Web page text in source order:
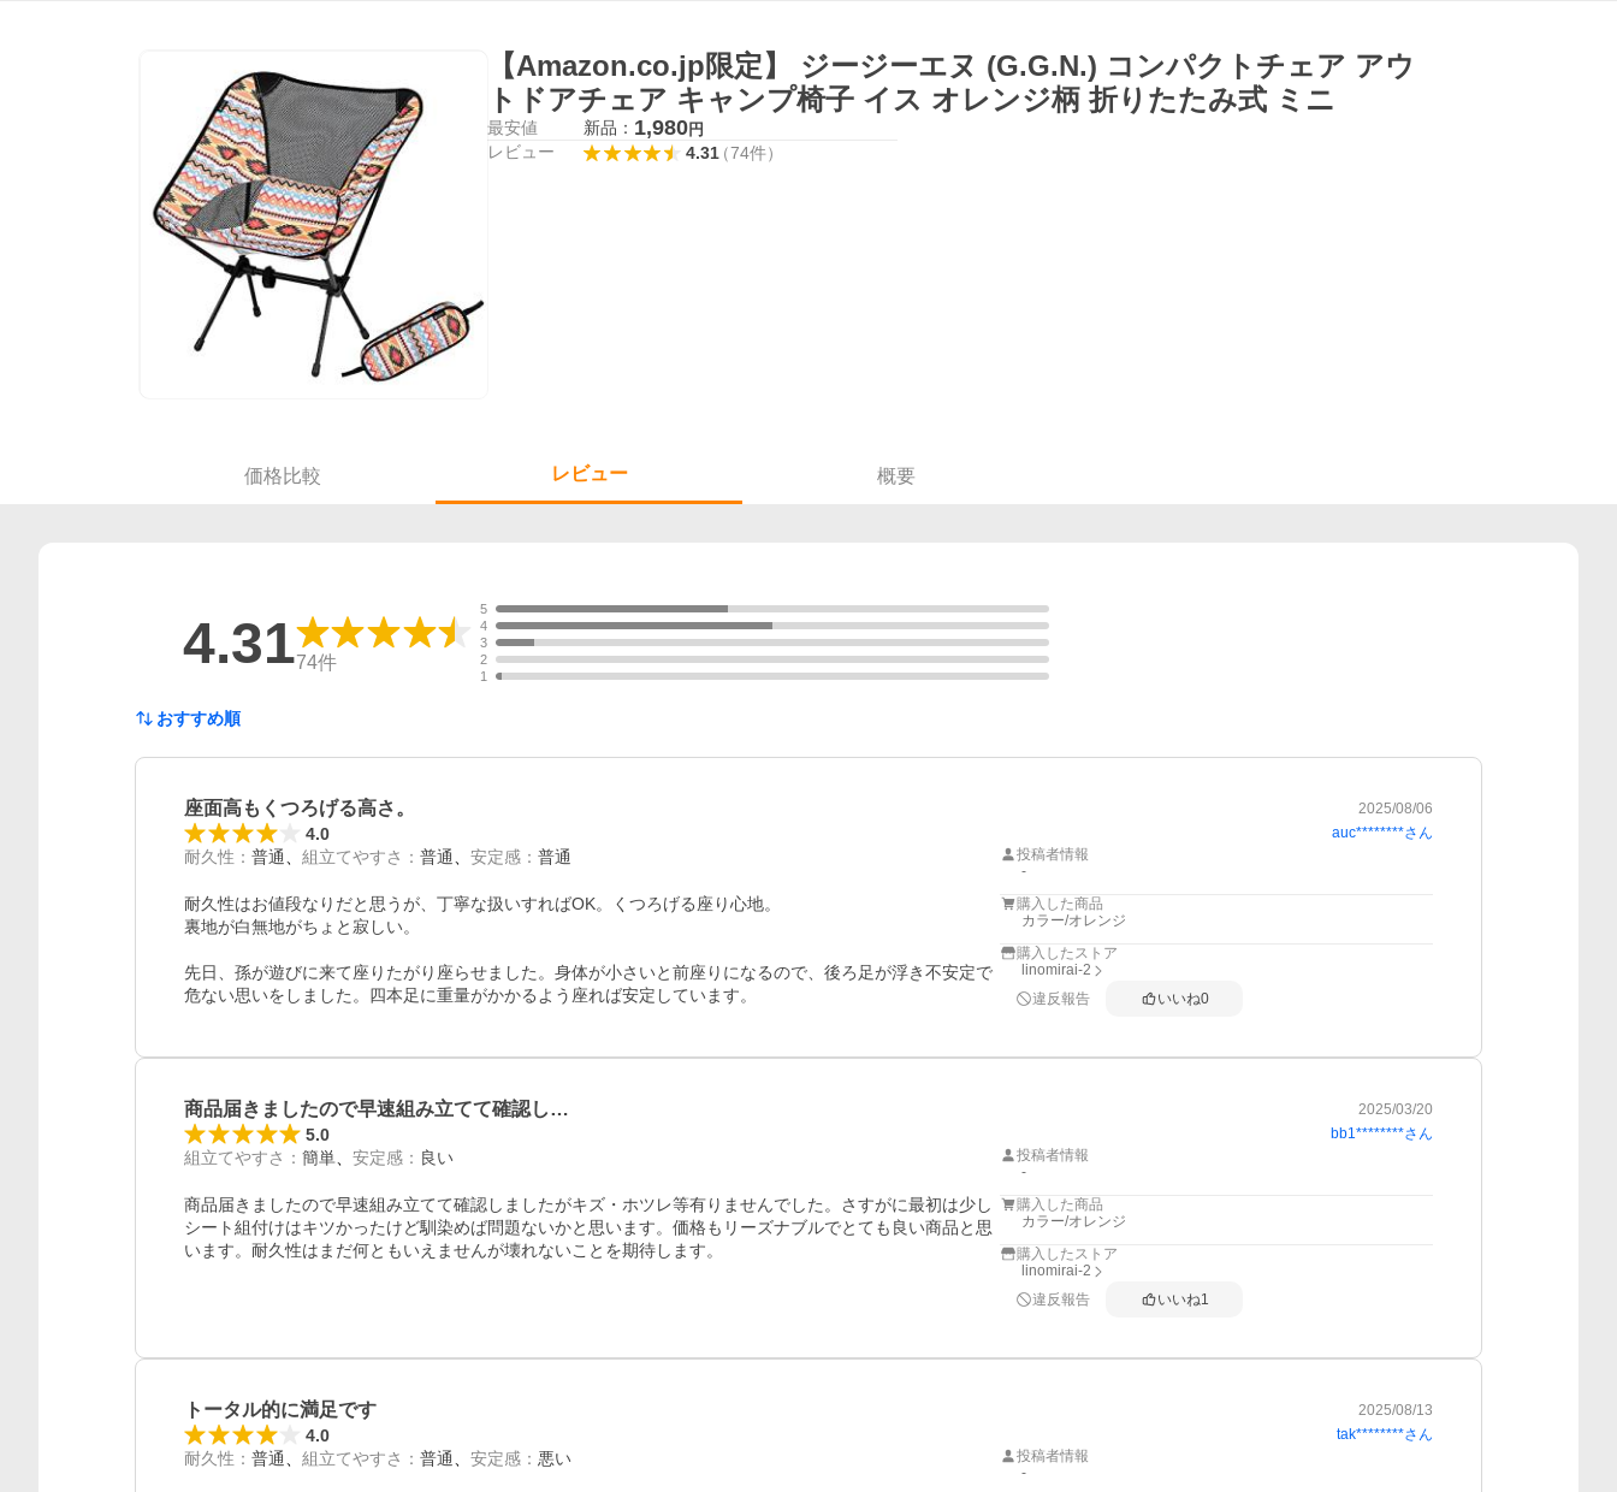
【Amazon.co.jp限定】 ジージーエヌ (G.G.N.) コンパクトチェア アウ
トドアチェア キャンプ椅子 イス オレンジ柄 折りたたみ式 ミニ
最安値 新品： 1,980円
レビュー 4.31（74件）
価格比較 レビュー 概要
4.3174件
5
4
3
2
1
おすすめ順
座面高もくつろげる高さ。 2025/08/06
4.0 auc********さん
耐久性 ： 普通 組立てやすさ ： 普通 安定感 ： 普通
耐久性はお値段なりだと思うが、丁寧な扱いすればOK。くつろげる座り心地。
裏地が白無地がちょと寂しい。
先日、孫が遊びに来て座りたがり座らせました。身体が小さいと前座りになるので、後ろ足が浮き不安定で
危ない思いをしました。四本足に重量がかかるよう座れば安定しています。
投稿者情報
-
購入した商品
カラー/オレンジ
購入したストア
linomirai-2
違反報告
いいね0
商品届きましたので早速組み立てて確認し… 2025/03/20
5.0 bb1********さん
組立てやすさ ： 簡単 安定感 ： 良い
商品届きましたので早速組み立てて確認しましたがキズ・ホツレ等有りませんでした。さすがに最初は少し
シート組付けはキツかったけど馴染めば問題ないかと思います。価格もリーズナブルでとても良い商品と思
います。耐久性はまだ何ともいえませんが壊れないことを期待します。
投稿者情報
-
購入した商品
カラー/オレンジ
購入したストア
linomirai-2
違反報告
いいね1
トータル的に満足です 2025/08/13
4.0 tak********さん
耐久性 ： 普通 組立てやすさ ： 普通 安定感 ： 悪い
投稿者情報
-